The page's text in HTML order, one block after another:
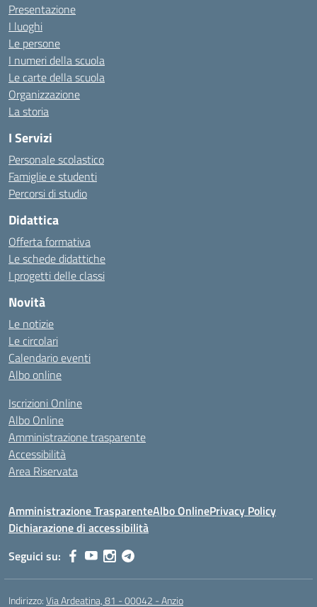
Presentazione
I luoghi
Le persone
I numeri della scuola
Le carte della scuola
Organizzazione
La storia
I Servizi
Personale scolastico
Famiglie e studenti
Percorsi di studio
Didattica
Offerta formativa
Le schede didattiche
I progetti delle classi
Novità
Le notizie
Le circolari
Calendario eventi
Albo online
Iscrizioni Online
Albo Online
Amministrazione trasparente
Accessibilità
Area Riservata
Amministrazione TrasparenteAlbo OnlinePrivacy Policy
Dichiarazione di accessibilità
Seguici su:
Indirizzo:Via Ardeatina, 81 - 00042 - Anzio